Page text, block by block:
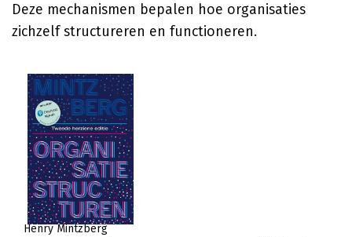
Deze mechanismen bepalen hoe organisaties
zichzelf structureren en functioneren.
Henry Mintzberg